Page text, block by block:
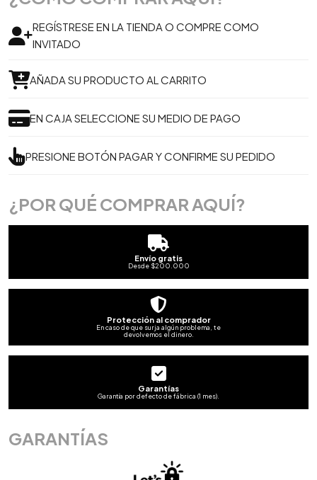
REGÍSTRESE EN LA TIENDA O COMPRE COMO
INVITADO
AÑADA SU PRODUCTO AL CARRITO
EN CAJA SELECCIONE SU MEDIO DE PAGO
PRESIONE BOTÓN PAGAR Y CONFIRME SU PEDIDO
¿POR QUÉ COMPRAR AQUÍ?
Envío gratis
Desde $200.000
Protección al comprador
En caso de que surja algún problema, te
devolvemos el dinero.
Garantías
Garantía por defecto de fábrica (1 mes).
GARANTÍAS